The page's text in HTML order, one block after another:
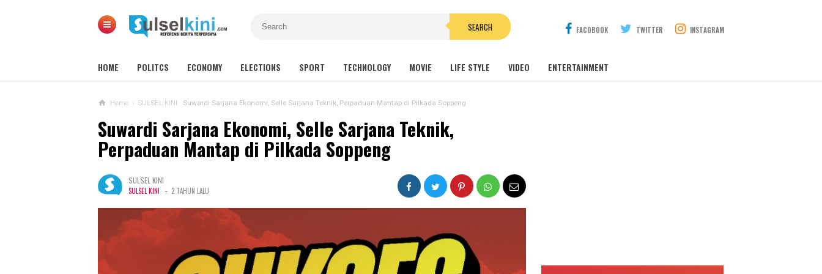
SEARCH FACOBOOK TWITTER INSTAGRAM
HOME POLITCS ECONOMY ELECTIONS SPORT TECHNOLOGY MOVIE LIFE STYLE VIDEO ENTERTAINMENT
Home › SULSEL KINI Suwardi Sarjana Ekonomi, Selle Sarjana Teknik, Perpaduan Mantap di Pilkada Soppeng
Suwardi Sarjana Ekonomi, Selle Sarjana Teknik,
Perpaduan Mantap di Pilkada Soppeng
SULSEL KINI
SULSEL KINI - 2 TAHUN LALU